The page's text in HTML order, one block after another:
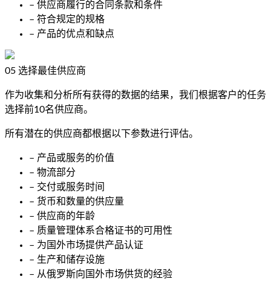
– 供应商履行的合同条款和条件
– 符合规定的规格
– 产品的优点和缺点
05 选择最佳供应商
作为收集和分析所有获得的数据的结果，我们根据客户的任务
选择前10名供应商。
所有潜在的供应商都根据以下参数进行评估。
– 产品或服务的价值
– 物流部分
– 交付或服务时间
– 货币和数量的供应量
– 供应商的年龄
– 质量管理体系合格证书的可用性
– 为国外市场提供产品认证
– 生产和储存设施
– 从俄罗斯向国外市场供货的经验